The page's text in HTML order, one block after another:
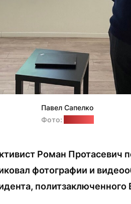
Павел Сапелко
Фото:
Роман Протасевич
фотографии и
политзаключенного